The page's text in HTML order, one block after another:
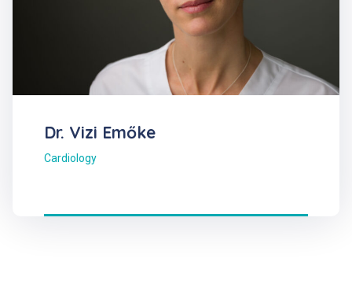
Dr. Vizi Emőke
Cardiology